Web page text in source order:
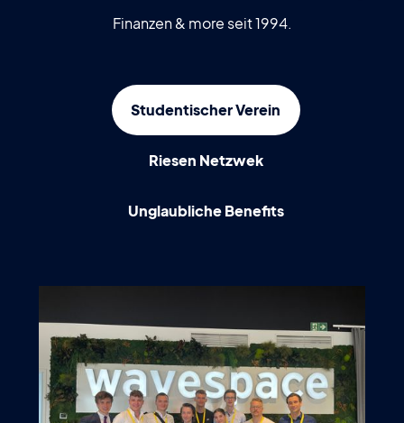
Finanzen & more seit 1994.
Studentischer Verein
Riesen Netzwek
Unglaubliche Benefits